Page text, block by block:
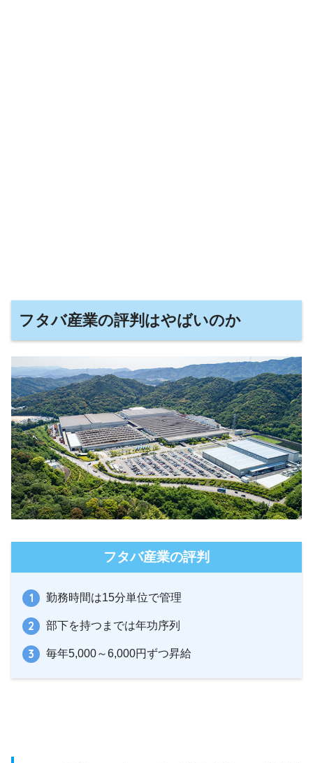
フタバ産業の評判はやばいのか
フタバ産業の評判
勤務時間は15分単位で管理
部下を持つまでは年功序列
毎年5,000～6,000円ずつ昇給